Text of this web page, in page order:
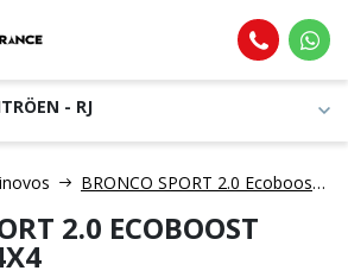
- RJ
BRONCO SPORT 2.0 Ecoboost Wildtrak 4X4
2.0 ECOBOOST